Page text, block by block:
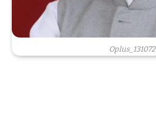
Oplus_131072